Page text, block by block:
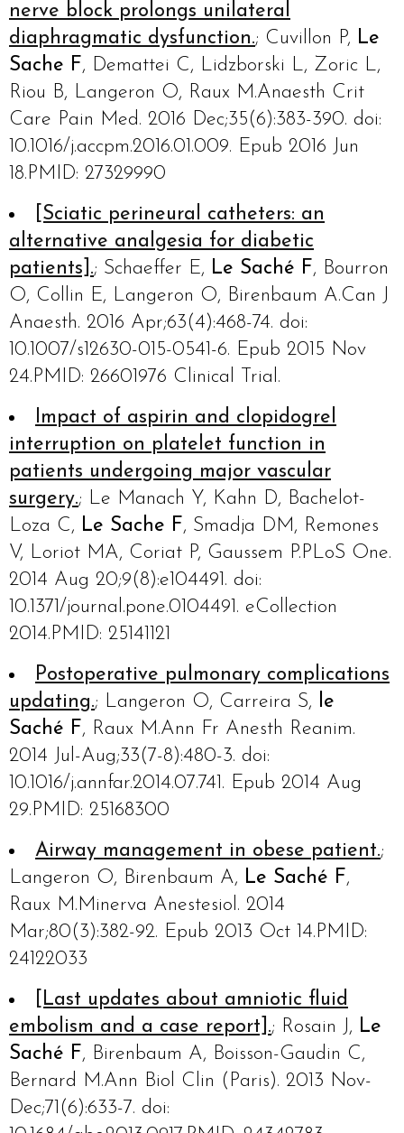
nerve block prolongs unilateral
diaphragmatic dysfunction.; Cuvillon P, Le
Sache F, Demattei C, Lidzborski L, Zoric L,
Riou B, Langeron O, Raux M.Anaesth Crit
Care Pain Med. 2016 Dec;35(6):383-390. doi:
10.1016/j.accpm.2016.01.009. Epub 2016 Jun
18.PMID: 27329990
[Sciatic perineural catheters: an
alternative analgesia for diabetic
patients].; Schaeffer E, Le Saché F, Bourron
O, Collin E, Langeron O, Birenbaum A.Can J
Anaesth. 2016 Apr;63(4):468-74. doi:
10.1007/s12630-015-0541-6. Epub 2015 Nov
24.PMID: 26601976 Clinical Trial.
Impact of aspirin and clopidogrel
interruption on platelet function in
patients undergoing major vascular
surgery.; Le Manach Y, Kahn D, Bachelot-
Loza C, Le Sache F, Smadja DM, Remones
V, Loriot MA, Coriat P, Gaussem P.PLoS One.
2014 Aug 20;9(8):e104491. doi:
10.1371/journal.pone.0104491. eCollection
2014.PMID: 25141121
Postoperative pulmonary complications
updating.; Langeron O, Carreira S, le
Saché F, Raux M.Ann Fr Anesth Reanim.
2014 Jul-Aug;33(7-8):480-3. doi:
10.1016/j.annfar.2014.07.741. Epub 2014 Aug
29.PMID: 25168300
Airway management in obese patient.;
Langeron O, Birenbaum A, Le Saché F,
Raux M.Minerva Anestesiol. 2014
Mar;80(3):382-92. Epub 2013 Oct 14.PMID:
24122033
[Last updates about amniotic fluid
embolism and a case report].; Rosain J, Le
Saché F, Birenbaum A, Boisson-Gaudin C,
Bernard M.Ann Biol Clin (Paris). 2013 Nov-
Dec;71(6):633-7. doi: